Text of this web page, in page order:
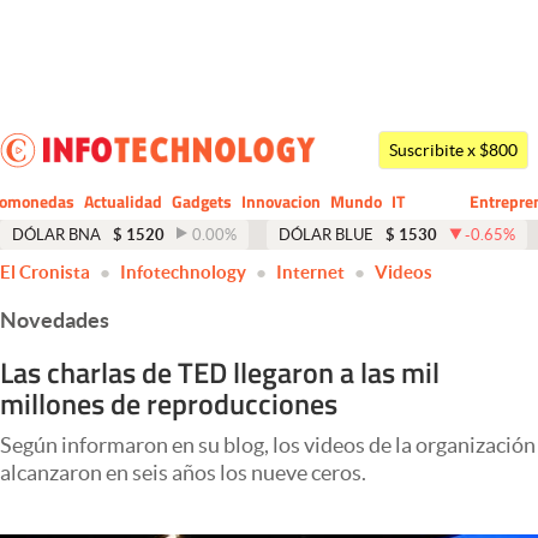
Dólar
Economía y Política
Finanzas y Mercados
Mercados Online
Negocios
Columnistas
Suscribite x $800
Actualidad Gadgets Innovacion Mundo
CIO
IT
Business
DÓLAR BNA $ 1520 0.00% DÓLAR BLUE $ 1530 -0.65%
El Cronista Infotechnology Internet Videos
Novedades
Las charlas de TED llegaron a las mil
millones de reproducciones
Según informaron en su blog, los videos de la organización
alcanzaron en seis años los nueve ceros.